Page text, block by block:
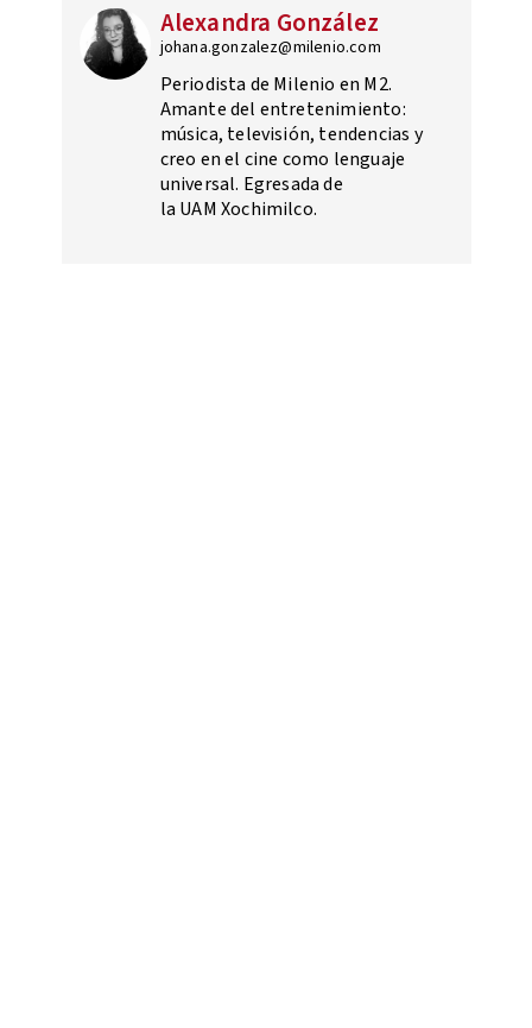
Alexandra González
johana.gonzalez@milenio.com
Periodista de Milenio en M2.
Amante del entretenimiento:
música, televisión, tendencias y
creo en el cine como lenguaje
universal. Egresada de
la UAM Xochimilco.